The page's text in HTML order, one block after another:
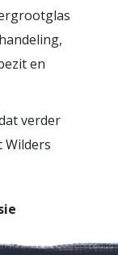
en
verder
Wilders